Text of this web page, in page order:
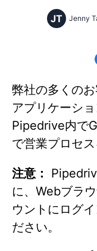
JT Jenny
弊社の多くの
アプリケーシ
Pipedrive内で
で営業プロセス
注意：
に、Webブラ
ウントにログ
ださい。